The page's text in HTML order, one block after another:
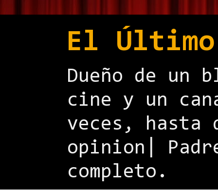
El
Dueño de un
cine y un
veces, hasta
opinion|
completo.